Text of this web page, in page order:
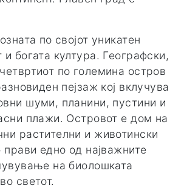
по својот уникатен
и богата култура. Географски,
по големина остров
пејзаж кој вклучува
шуми, планини, пустини и
плажи. Островот е дом на
растителни и животински
едно од најважните
на биолошката
светот.